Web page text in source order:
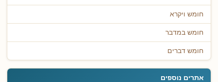
חומש ויקרא
חומש במדבר
חומש דברים
אתרים נוספים